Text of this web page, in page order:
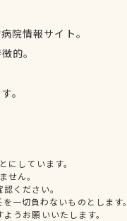
院情報サイト。
的。
。
しています。
せん。
ください。
一切負わないものとします。
うお願いいたします。